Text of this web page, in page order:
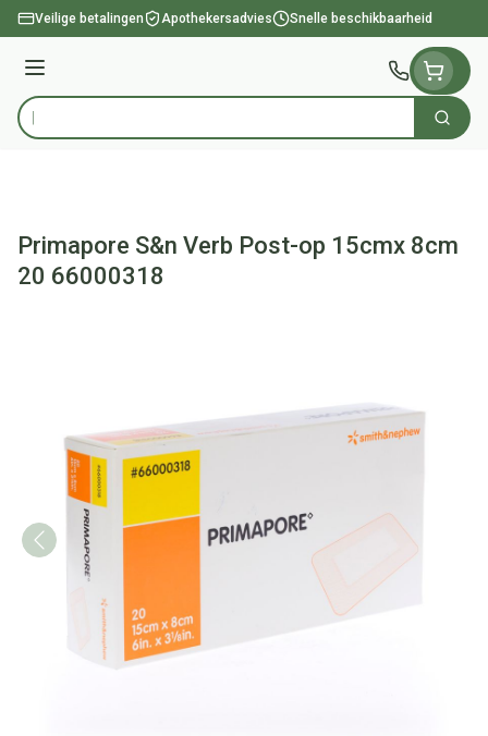
Ga naar de inhoud
Veilige betalingen Apothekersadvies Snelle beschikbaarheid
Menu
Product, merk, categorie... Zoek
Primapore S&n Verb Post-op 15cmx 8cm
20 66000318